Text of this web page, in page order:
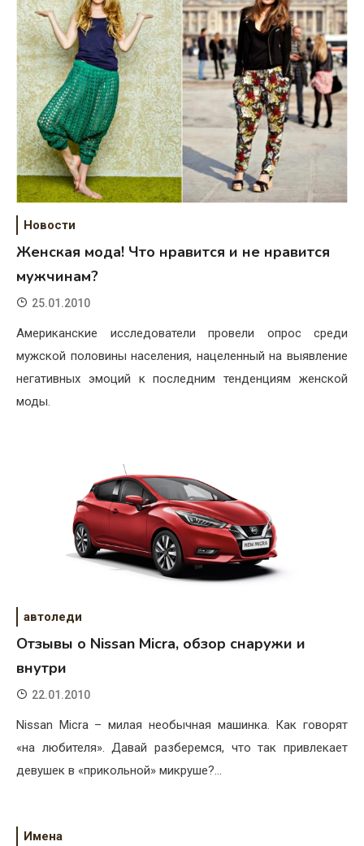
Новости
Женская мода! Что нравится и не нравится
мужчинам?
25.01.2010
Американские исследователи провели опрос среди
мужской половины населения, нацеленный на выявление
негативных эмоций к последним тенденциям женской
моды.
автоледи
Отзывы о Nissan Micra, обзор снаружи и
внутри
22.01.2010
Nissan Micra – милая необычная машинка. Как говорят
«на любителя». Давай разберемся, что так привлекает
девушек в «прикольной» микруше?…
Имена